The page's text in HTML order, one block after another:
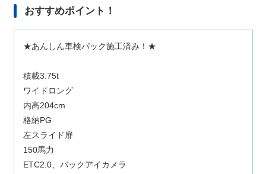
おすすめポイント！
★あんしん車検パック施工済み！★
積載3.75t
ワイドロング
内高204cm
格納PG
左スライド扉
150馬力
ETC2.0、バックアイカメラ